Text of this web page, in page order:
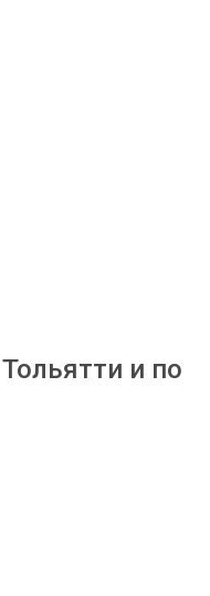
и по